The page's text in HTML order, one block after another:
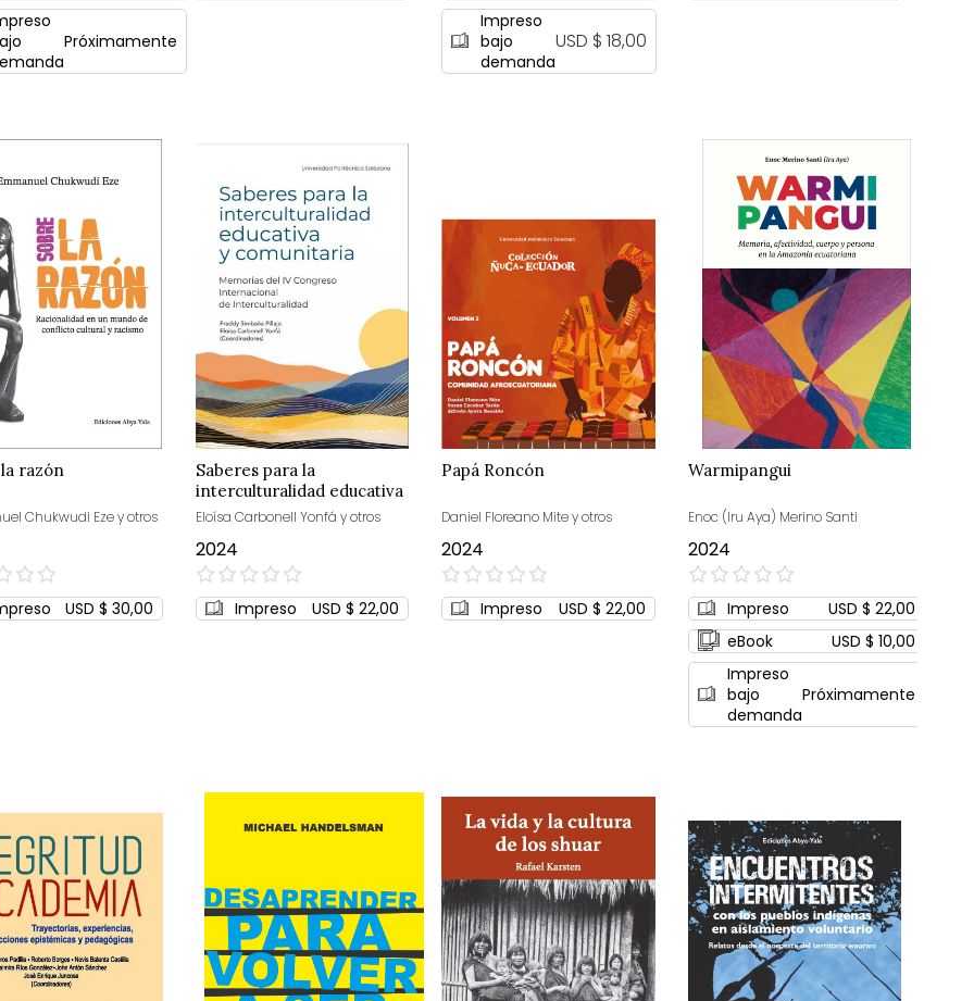
Próximamente
Impreso
bajo
demanda
USD $ 18,00
razón
Chukwudi Eze y otros
USD $ 30,00
Saberes para la
interculturalidad educativa
y comunitaria
Eloísa Carbonell Yonfá y otros
2024
0%
Impreso USD $ 22,00
Papá Roncón
Daniel Floreano Mite y otros
2024
0%
Impreso USD $ 22,00
Warmipangui
Enoc (Iru Aya) Merino Santi
2024
0%
Impreso
USD $ 22,00
eBook
USD $ 10,00
Impreso
bajo
demanda
Próximamente